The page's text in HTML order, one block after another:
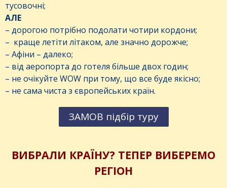
тусовочні;
АЛЕ
– дорогою потрібно подолати чотири кордони;
– краще летіти літаком, але значно дорожче;
– Афіни – далеко;
– від аеропорта до готеля більше двох годин;
– не очікуйте WOW при тому, що все буде якісно;
– не сама чиста з європейських країн.
ЗАМОВ підбір туру
ВИБРАЛИ КРАЇНУ? ТЕПЕР ВИБЕРЕМО
РЕГІОН